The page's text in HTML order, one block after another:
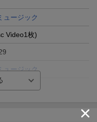
ュージック
Video1枚)
ュージック